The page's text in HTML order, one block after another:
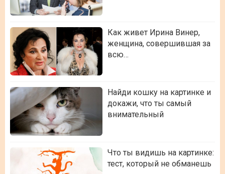
Как живет Ирина Винер,
женщина, совершившая за
всю…
Найди кошку на картинке и
докажи, что ты самый
внимательный
Что ты видишь на картинке:
тест, который не обманешь